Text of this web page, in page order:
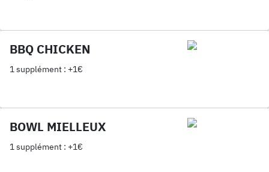
BBQ CHICKEN
1 supplément : +1€
BOWL MIELLEUX
1 supplément : +1€